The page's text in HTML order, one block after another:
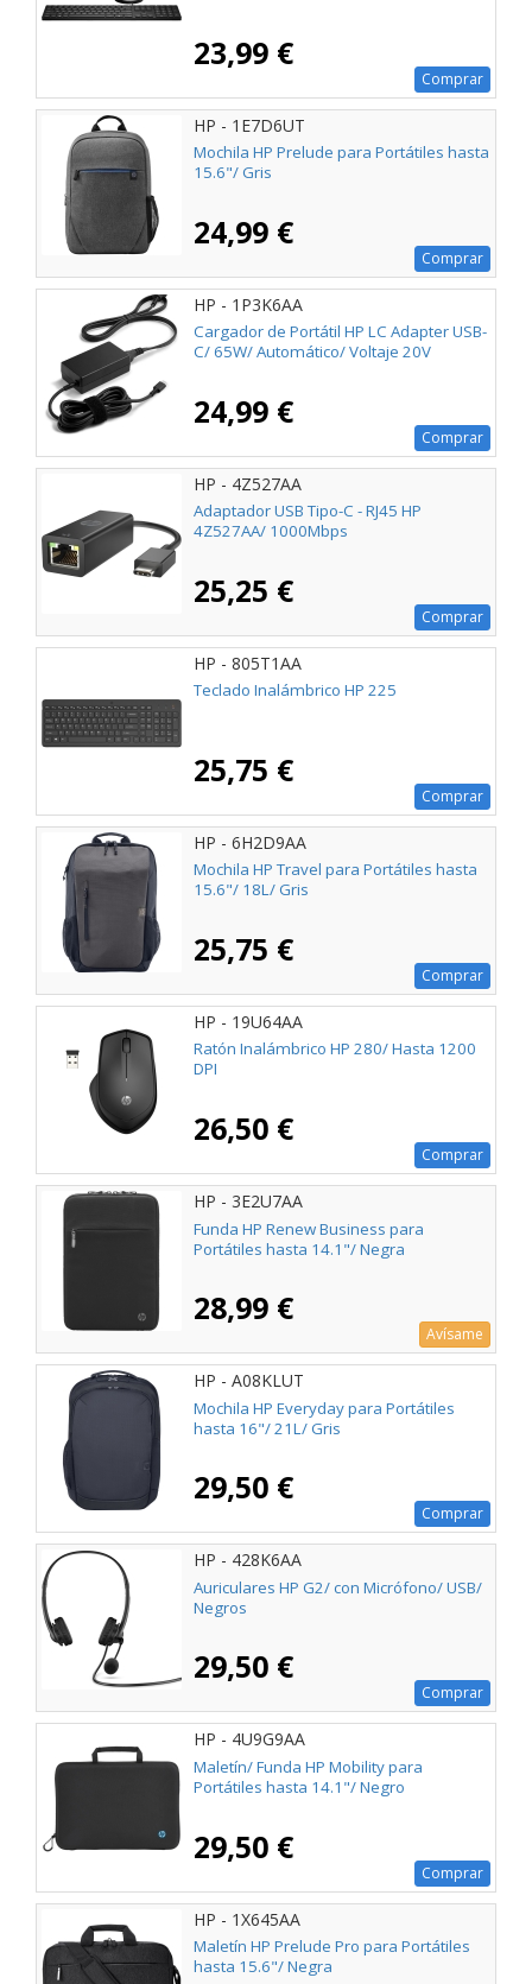
23,99 €
Comprar
HP - 1E7D6UT
Mochila HP Prelude para Portátiles hasta
15.6"/ Gris
24,99 €
Comprar
HP - 1P3K6AA
Cargador de Portátil HP LC Adapter USB-
C/ 65W/ Automático/ Voltaje 20V
24,99 €
Comprar
HP - 4Z527AA
Adaptador USB Tipo-C - RJ45 HP
4Z527AA/ 1000Mbps
25,25 €
Comprar
HP - 805T1AA
Teclado Inalámbrico HP 225
25,75 €
Comprar
HP - 6H2D9AA
Mochila HP Travel para Portátiles hasta
15.6"/ 18L/ Gris
25,75 €
Comprar
HP - 19U64AA
Ratón Inalámbrico HP 280/ Hasta 1200
DPI
26,50 €
Comprar
HP - 3E2U7AA
Funda HP Renew Business para
Portátiles hasta 14.1"/ Negra
28,99 €
Avísame
HP - A08KLUT
Mochila HP Everyday para Portátiles
hasta 16"/ 21L/ Gris
29,50 €
Comprar
HP - 428K6AA
Auriculares HP G2/ con Micrófono/ USB/
Negros
29,50 €
Comprar
HP - 4U9G9AA
Maletín/ Funda HP Mobility para
Portátiles hasta 14.1"/ Negro
29,50 €
Comprar
HP - 1X645AA
Maletín HP Prelude Pro para Portátiles
hasta 15.6"/ Negra